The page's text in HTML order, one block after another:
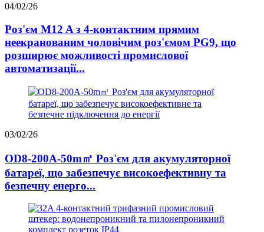
04/02/26
Роз'єм M12 A з 4-контактним прямим
неекранованим чоловічим роз'ємом PG9, що
розширює можливості промислової
автоматизації...
03/02/26
OD8-200A-50m㎡ Роз'єм для акумуляторної
батареї, що забезпечує високоефективну та
безпечну енерго...